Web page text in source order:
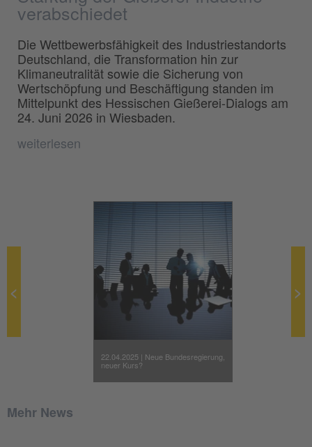
verabschiedet
Die Wettbewerbsfähigkeit des Industriestandorts
Deutschland, die Transformation hin zur
Klimaneutralität sowie die Sicherung von
Wertschöpfung und Beschäftigung standen im
Mittelpunkt des Hessischen Gießerei-Dialogs am
24. Juni 2026 in Wiesbaden.
weiterlesen
22.04.2025 | Neue Bundesregierung,
neuer Kurs?
Mehr News